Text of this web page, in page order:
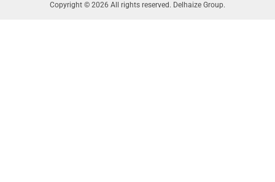
Copyright © 2026 All rights reserved. Delhaize Group.